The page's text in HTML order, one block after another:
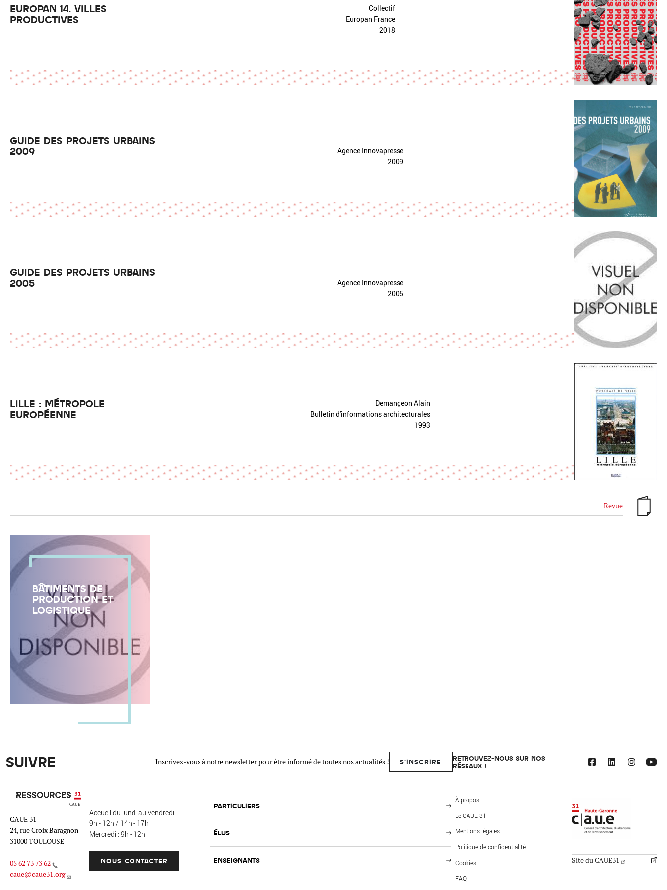
EUROPAN 14. VILLES
PRODUCTIVES
Collectif
Europan France
2018
GUIDE DES PROJETS URBAINS
2009
Agence Innovapresse
2009
GUIDE DES PROJETS URBAINS
2005
Agence Innovapresse
2005
LILLE : MÉTROPOLE
EUROPÉENNE
Demangeon Alain
Bulletin d'informations architecturales
1993
Revue
BÂTIMENTS DE
PRODUCTION ET
LOGISTIQUE
SUIVRE Inscrivez-vous à notre newsletter pour être informé de toutes nos actualités ! S'INSCRIRE
RETROUVEZ-NOUS SUR NOS
RÉSEAUX !
Ressources 31
CAUE 31
24, rue Croix Baragnon
31000 TOULOUSE
05 62 73 73 62
caue@caue31.org
Accueil du lundi au vendredi
9h - 12h / 14h - 17h
Mercredi : 9h - 12h
NOUS CONTACTER
FOOTER: PUBLICS
PARTICULIERS
ÉLUS
ENSEIGNANTS
MENU PIED DE PAGE
À propos
Le CAUE 31
Mentions légales
Politique de confidentialité
Cookies
FAQ
Site du CAUE31